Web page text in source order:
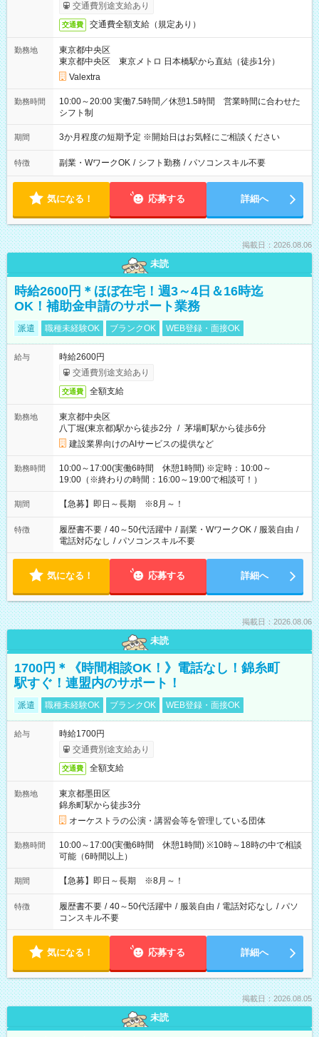
交通費別途支給あり
交通費 交通費全額支給（規定あり）
勤務地
東京都中央区
東京都中央区 東京メトロ 日本橋駅から直結（徒歩1分）
Valextra
勤務時間
10:00～20:00 実働7.5時間／休憩1.5時間 営業時間に合わせた
シフト制
期間 3か月程度の短期予定 ※開始日はお気軽にご相談ください
特徴 副業・WワークOK / シフト勤務 / パソコンスキル不要
気になる！ 応募する 詳細へ
掲載日：2026.08.06
未読
時給2600円＊ほぼ在宅！週3～4日＆16時迄
OK！補助金申請のサポート業務
派遣 職種未経験OK ブランクOK WEB登録・面接OK
給与
時給2600円
交通費別途支給あり
交通費 全額支給
勤務地
東京都中央区
八丁堀(東京都)駅から徒歩2分 / 茅場町駅から徒歩6分
建設業界向けのAIサービスの提供など
勤務時間
10:00～17:00(実働6時間 休憩1時間) ※定時：10:00～
19:00（※終わりの時間：16:00～19:00で相談可！）
期間 【急募】即日～長期 ※8月～！
特徴 履歴書不要 / 40～50代活躍中 / 副業・WワークOK / 服装自由 /
電話対応なし / パソコンスキル不要
気になる！ 応募する 詳細へ
掲載日：2026.08.06
未読
1700円＊《時間相談OK！》電話なし！錦糸町
駅すぐ！連盟内のサポート！
派遣 職種未経験OK ブランクOK WEB登録・面接OK
給与
時給1700円
交通費別途支給あり
交通費 全額支給
勤務地
東京都墨田区
錦糸町駅から徒歩3分
オーケストラの公演・講習会等を管理している団体
勤務時間
10:00～17:00(実働6時間 休憩1時間) ※10時～18時の中で相談
可能（6時間以上）
期間 【急募】即日～長期 ※8月～！
特徴 履歴書不要 / 40～50代活躍中 / 服装自由 / 電話対応なし / パソ
コンスキル不要
気になる！ 応募する 詳細へ
掲載日：2026.08.05
未読